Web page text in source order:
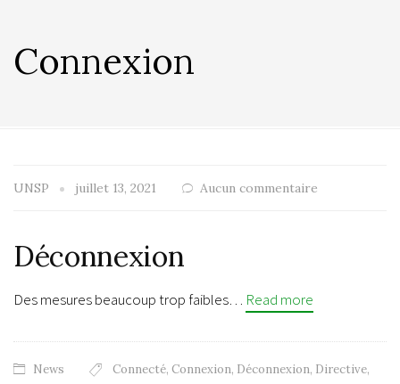
Connexion
UNSP juillet 13, 2021 Aucun commentaire
Déconnexion
Des mesures beaucoup trop faibles… Read more
News Connecté, Connexion, Déconnexion, Directive,